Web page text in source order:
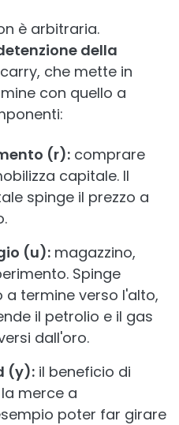
è arbitraria.
della
che mette in
con quello a
(r): comprare
capitale. Il
spinge il prezzo a
(u): magazzino,
Spinge
a termine verso l'alto,
il petrolio e il gas
dall'oro.
(y): il beneficio di
merce a
poter far girare